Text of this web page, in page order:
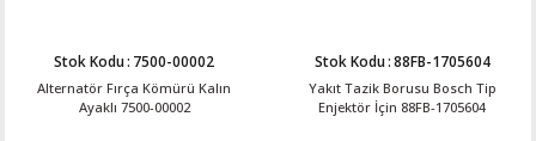
Stok Kodu: 7500-00002
Alternatör Fırça Kömürü Kalın
Ayaklı 7500-00002
Stok Kodu:88FB-1705604
Yakıt Tazik Borusu Bosch Tip
Enjektör İçin 88FB-1705604